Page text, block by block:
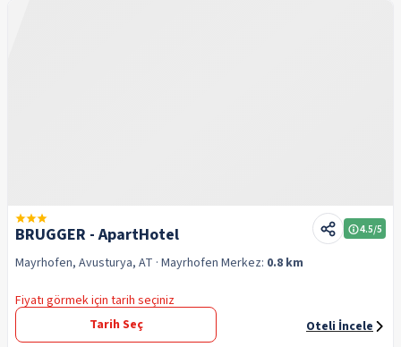
BRUGGER - ApartHotel 4.5/5
Mayrhofen, Avusturya, AT · Mayrhofen Merkez: 0.8 km
Fiyatı görmek için tarih seçiniz
Tarih Seç
Oteli İncele